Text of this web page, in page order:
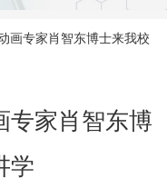
画专家肖智东博士来我校
专家肖智东博
学